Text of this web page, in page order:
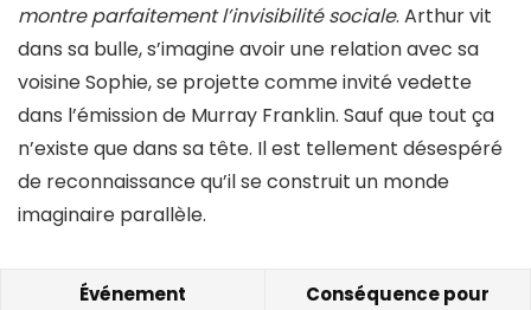
montre parfaitement l’invisibilité sociale. Arthur vit
dans sa bulle, s’imagine avoir une relation avec sa
voisine Sophie, se projette comme invité vedette
dans l’émission de Murray Franklin. Sauf que tout ça
n’existe que dans sa tête. Il est tellement désespéré
de reconnaissance qu’il se construit un monde
imaginaire parallèle.
Événement
Conséquence pour